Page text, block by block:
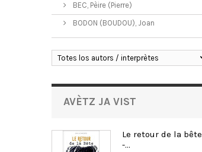
BEC, Pèire (Pierre)
BODON (BOUDOU), Joan
Totes los autors / interprètes
AVÈTZ JA VIST
Le retour de la bête
-...